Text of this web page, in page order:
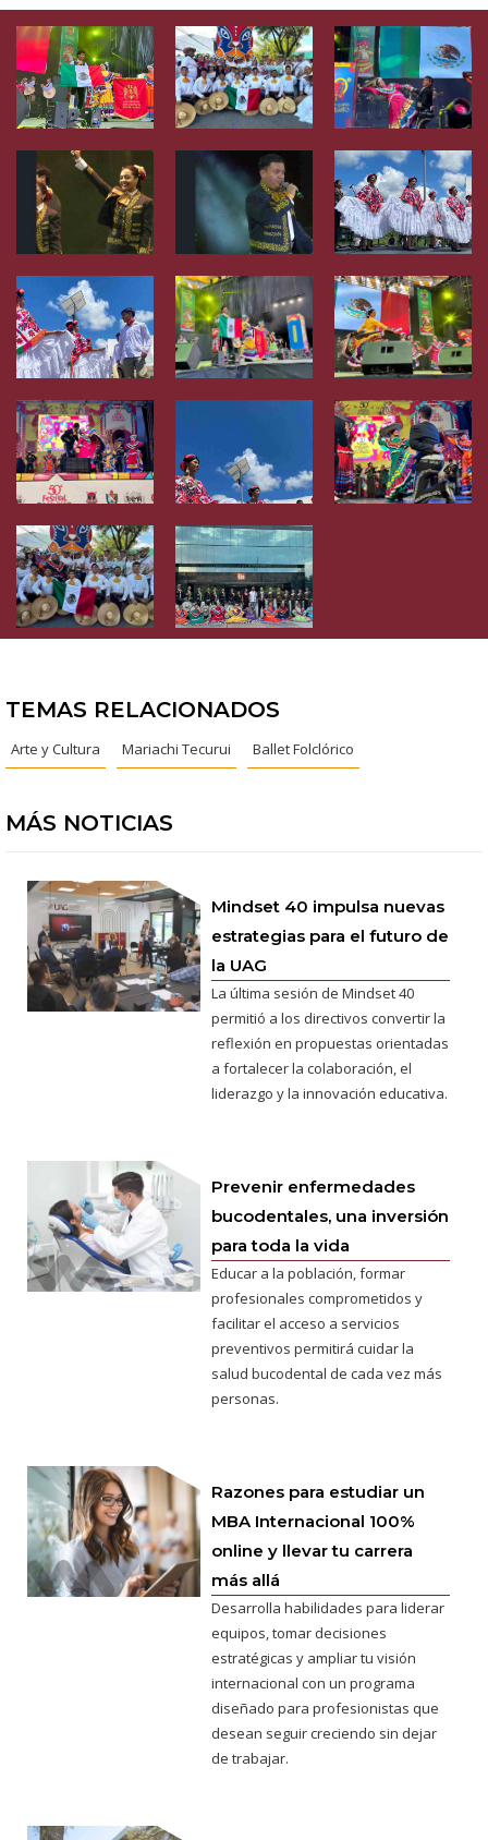
TEMAS RELACIONADOS
Arte y Cultura Mariachi Tecurui Ballet Folclórico
MÁS NOTICIAS
Mindset 40 impulsa nuevas
estrategias para el futuro de
la UAG
La última sesión de Mindset 40
permitió a los directivos convertir la
reflexión en propuestas orientadas
a fortalecer la colaboración, el
liderazgo y la innovación educativa.
Prevenir enfermedades
bucodentales, una inversión
para toda la vida
Educar a la población, formar
profesionales comprometidos y
facilitar el acceso a servicios
preventivos permitirá cuidar la
salud bucodental de cada vez más
personas.
Razones para estudiar un
MBA Internacional 100%
online y llevar tu carrera
más allá
Desarrolla habilidades para liderar
equipos, tomar decisiones
estratégicas y ampliar tu visión
internacional con un programa
diseñado para profesionistas que
desean seguir creciendo sin dejar
de trabajar.